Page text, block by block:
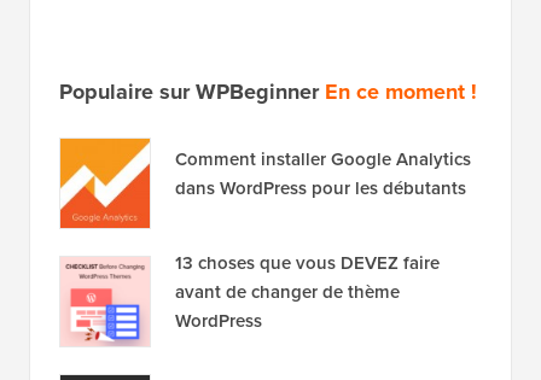
Populaire sur WPBeginnerEn ce moment !
Comment installer Google Analytics
dans WordPress pour les débutants
13 choses que vous DEVEZ faire
avant de changer de thème
WordPress